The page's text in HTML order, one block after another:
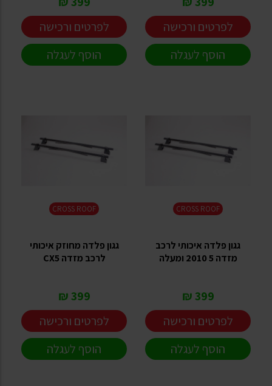
לפרטים ורכישה
הוסף לעגלה
לפרטים ורכישה
הוסף לעגלה
CROSS ROOF
גגון פלדה איכותי לרכב
מזדה 5 2010 ומעלה
399 ₪
לפרטים ורכישה
הוסף לעגלה
CROSS ROOF
גגון פלדה מחוזק איכותי
לרכב מזדה CX5
399 ₪
לפרטים ורכישה
הוסף לעגלה